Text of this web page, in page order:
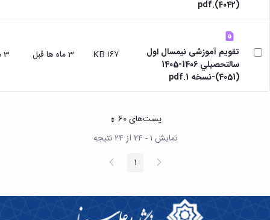
(4042).pdf
تقویم آموزشی نیمسال اول
سالتحصيلي 1406-1405
(4051)-نسخه 1.pdf
۱۶۷ KB 3 ماه ها قبل 3 ماه ها قبل
پست‌‌های 60هر صفحه
نمایش ۱ - ۲۴ از ۲۴ نتیجه
پیغام
قبلی صفحه1 صفحه
بعد